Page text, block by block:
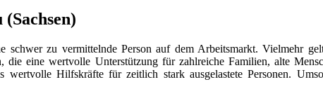
schwer zu vermittelnde Person auf dem Arbeitsmarkt. Vielmehr
die eine wertvolle Unterstützung für zahlreiche Familien, alte
wertvolle Hilfskräfte für zeitlich stark ausgelastete Personen.